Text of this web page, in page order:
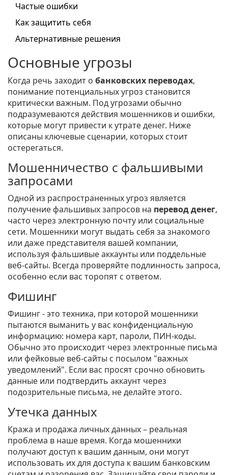
Частые ошибки
Как защитить себя
Альтернативные решения
Основные угрозы
Когда речь заходит о банковских переводах,
понимание потенциальных угроз становится
критически важным. Под угрозами обычно
подразумеваются действия мошенников и ошибки,
которые могут привести к утрате денег. Ниже
описаны ключевые сценарии, которых стоит
остерегаться.
Мошенничество с фальшивыми
запросами
Одной из распространенных угроз является
получение фальшивых запросов на перевод денег,
часто через электронную почту или социальные
сети. Мошенники могут выдать себя за знакомого
или даже представителя вашей компании,
используя фальшивые аккаунты или поддельные
веб-сайты. Всегда проверяйте подлинность запроса,
особенно если вас торопят с ответом.
Фишинг
Фишинг - это техника, при которой мошенники
пытаются выманить у вас конфиденциальную
информацию: номера карт, пароли, ПИН-коды.
Обычно это происходит через электронные письма
или фейковые веб-сайты с посылом "важных
уведомлений". Если вас просят срочно обновить
данные или подтвердить аккаунт через
подозрительные письма, не делайте этого.
Утечка данных
Кража и продажа личных данных – реальная
проблема в наше время. Когда мошенники
получают доступ к вашим данным, они могут
использовать их для доступа к вашим банковским